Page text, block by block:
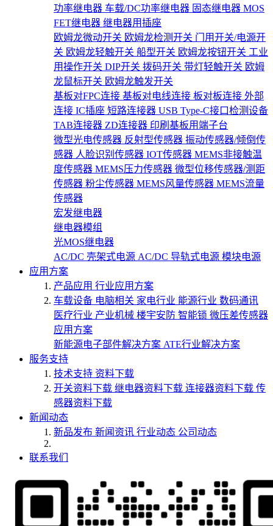
功率继电器 车载/DC功率继电器 固态继电器 MOS
FET继电器 继电器用插座
欧姆龙微动开关 欧姆龙检测开关 门用开关/电源开
关 欧姆龙轻触开关 船型开关 欧姆龙按钮开关 工业
用操作开关 DIP开关 拨码开关 带灯轻触开关 欧姆
龙鼠标开关 欧姆龙触发开关
基板对FPC连接 基板对电线连接 板对板连接 外部
连接 IC插座 短路连接器 USB Type-C接口检测设备
TAB连接器 ZD连接器 印刷基板用端子台
微型光电传感器 反射型传感器 振动传感器/倾倒传
感器 人脸识别传感器 IOT传感器 MEMS非接触温
度传感器 MEMS压力传感器 微型位移传感器/测距
传感器 粉尘传感器 MEMS风量传感器 MEMS流量
传感器
宏发继电器
继电器模组
光MOS继电器
AC/DC 壳架式电源 AC/DC 导轨式电源 模块电源
应用方案
产品应用 行业应用方案
车载设备 电脑相关 家电行业 能源行业 数码通讯
医疗行业 产业机械 楼宇安防 智能锁 微压差传感器
应用方案
新能源电子部件解决方案 ATE行业解决方案
服务支持
技术支持 资料下载
开关资料下载 继电器资料下载 连接器资料下载 传
感器资料下载
新闻动态
新品发布 新闻资讯 行业动态 公司动态
联系我们